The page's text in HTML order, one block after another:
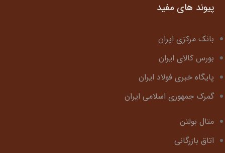
پیوند های مفید
بانک مرکزی ایران
بورس کالای ایران
پایگاه خبری فولاد ایران
گمرک جمهوری اسلامی ایران
متال بولتن
اتاق بازرگانی